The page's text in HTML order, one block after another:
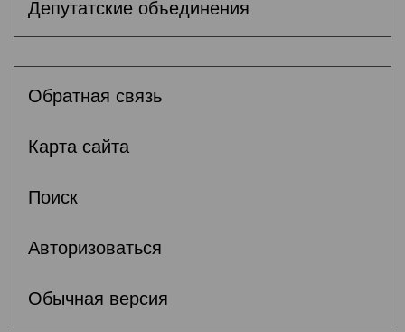
Депутатские объединения
Обратная связь
Карта сайта
Поиск
Авторизоваться
Обычная версия